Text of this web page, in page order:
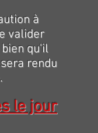
à
valider
qu'il
rendu
le jour